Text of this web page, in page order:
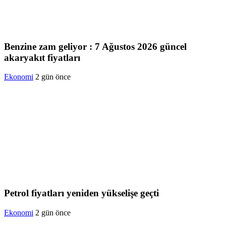
Benzine zam geliyor : 7 Ağustos 2026 güncel
akaryakıt fiyatları
Ekonomi 2 gün önce
Petrol fiyatları yeniden yükselişe geçti
Ekonomi 2 gün önce